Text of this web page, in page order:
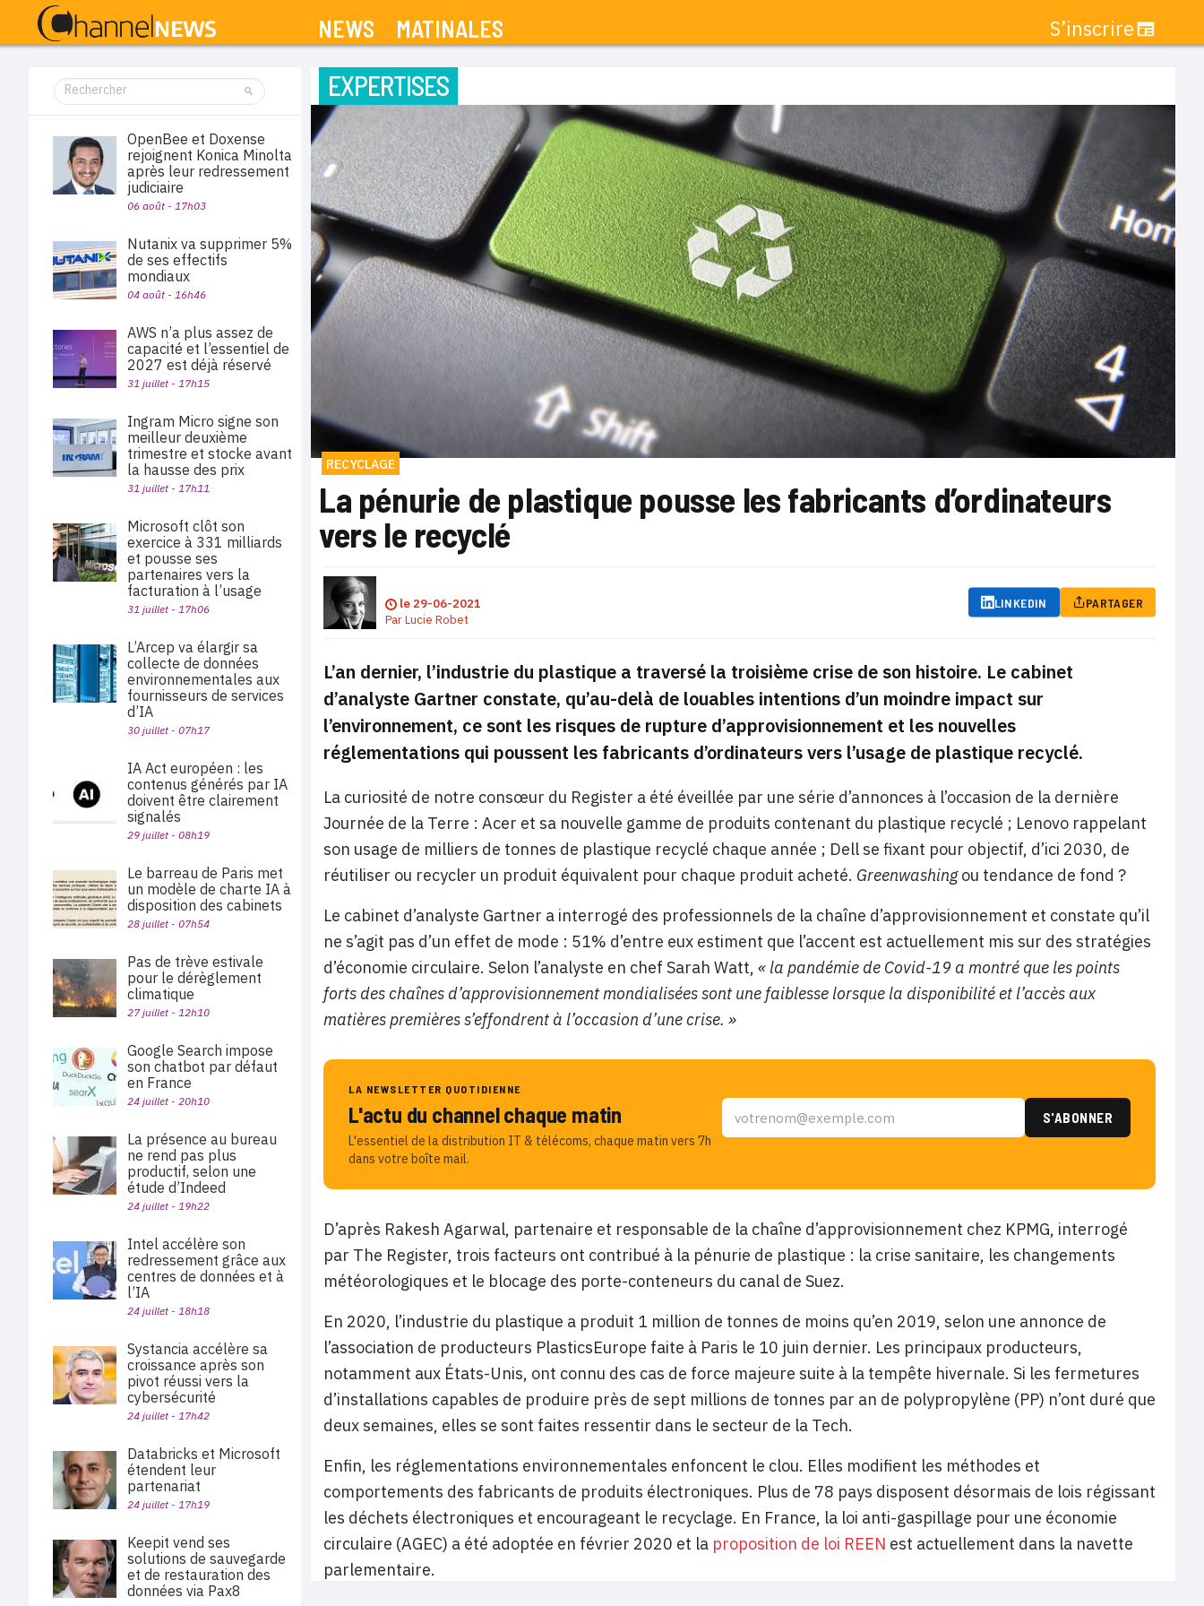
NEWS MATINALES S’inscrire
EXPERTISES
RECYCLAGE
La pénurie de plastique pousse les fabricants d’ordinateurs
vers le recyclé
le 29-06-2021
ParLucie Robet
LINKEDIN PARTAGER
L’an dernier, l’industrie du plastique a traversé la troisième crise de son histoire. Le cabinet
d’analyste Gartner constate, qu’au-delà de louables intentions d’un moindre impact sur
l’environnement, ce sont les risques de rupture d’approvisionnement et les nouvelles
réglementations qui poussent les fabricants d’ordinateurs vers l’usage de plastique recyclé.
La curiosité de notre consœur du Register a été éveillée par une série d’annonces à l’occasion de la dernière
Journée de la Terre : Acer et sa nouvelle gamme de produits contenant du plastique recyclé ; Lenovo rappelant
son usage de milliers de tonnes de plastique recyclé chaque année ; Dell se fixant pour objectif, d’ici 2030, de
réutiliser ou recycler un produit équivalent pour chaque produit acheté. Greenwashingou tendance de fond ?
Le cabinet d’analyste Gartner a interrogé des professionnels de la chaîne d’approvisionnement et constate qu’il
ne s’agit pas d’un effet de mode : 51% d’entre eux estiment que l’accent est actuellement mis sur des stratégies
d’économie circulaire. Selon l’analyste en chef Sarah Watt, « la pandémie de Covid-19 a montré que les points
forts des chaînes d’approvisionnement mondialisées sont une faiblesse lorsque la disponibilité et l’accès aux
matières premières s’effondrent à l’occasion d’une crise. »
LA NEWSLETTER QUOTIDIENNE
L'actu du channel chaque matin
L'essentiel de la distribution IT & télécoms, chaque matin vers 7h
dans votre boîte mail.
D’après Rakesh Agarwal, partenaire et responsable de la chaîne d’approvisionnement chez KPMG, interrogé
par The Register, trois facteurs ont contribué à la pénurie de plastique : la crise sanitaire, les changements
météorologiques et le blocage des porte-conteneurs du canal de Suez.
En 2020, l’industrie du plastique a produit 1 million de tonnes de moins qu’en 2019, selon une annonce de
l’association de producteurs PlasticsEurope faite à Paris le 10 juin dernier. Les principaux producteurs,
notamment aux États-Unis, ont connu des cas de force majeure suite à la tempête hivernale. Si les fermetures
d’installations capables de produire près de sept millions de tonnes par an de polypropylène (PP) n’ont duré que
deux semaines, elles se sont faites ressentir dans le secteur de la Tech.
Enfin, les réglementations environnementales enfoncent le clou. Elles modifient les méthodes et
comportements des fabricants de produits électroniques. Plus de 78 pays disposent désormais de lois régissant
les déchets électroniques et encourageant le recyclage. En France, la loi anti-gaspillage pour une économie
circulaire (AGEC) a été adoptée en février 2020 et la proposition de loi REEN est actuellement dans la navette
parlementaire.
OpenBee et Doxense
rejoignent Konica Minolta
après leur redressement
judiciaire
06 août - 17h03
Nutanix va supprimer 5%
de ses effectifs
mondiaux
04 août - 16h46
AWS n’a plus assez de
capacité et l’essentiel de
2027 est déjà réservé
31 juillet - 17h15
Ingram Micro signe son
meilleur deuxième
trimestre et stocke avant
la hausse des prix
31 juillet - 17h11
Microsoft clôt son
exercice à 331 milliards
et pousse ses
partenaires vers la
facturation à l’usage
31 juillet - 17h06
L’Arcep va élargir sa
collecte de données
environnementales aux
fournisseurs de services
d’IA
30 juillet - 07h17
IA Act européen : les
contenus générés par IA
doivent être clairement
signalés
29 juillet - 08h19
Le barreau de Paris met
un modèle de charte IA à
disposition des cabinets
28 juillet - 07h54
Pas de trève estivale
pour le dérèglement
climatique
27 juillet - 12h10
Google Search impose
son chatbot par défaut
en France
24 juillet - 20h10
La présence au bureau
ne rend pas plus
productif, selon une
étude d’Indeed
24 juillet - 19h22
Intel accélère son
redressement grâce aux
centres de données et à
l’IA
24 juillet - 18h18
Systancia accélère sa
croissance après son
pivot réussi vers la
cybersécurité
24 juillet - 17h42
Databricks et Microsoft
étendent leur
partenariat
24 juillet - 17h19
Keepit vend ses
solutions de sauvegarde
et de restauration des
données via Pax8